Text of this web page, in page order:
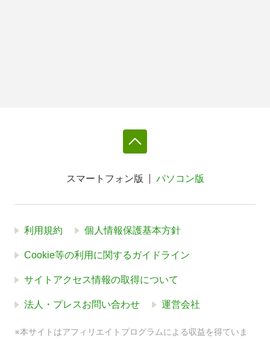
スマートフォン版 パソコン版
利用規約 個人情報保護基本方針
Cookie等の利用に関するガイドライン
サイトアクセス情報の取得について
法人・プレスお問い合わせ 運営会社
※本サイトはアフィリエイトプログラムによる収益を得ていま